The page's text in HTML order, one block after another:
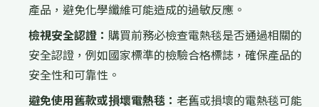
產品，避免化學纖維可能造成的過敏反應。
檢視安全認證： 購買前務必檢查電熱毯是否通過相關的
安全認證，例如國家標準的檢驗合格標誌，確保產品的
安全性和可靠性。
避免使用舊款或損壞電熱毯： 老舊或損壞的電熱毯可能